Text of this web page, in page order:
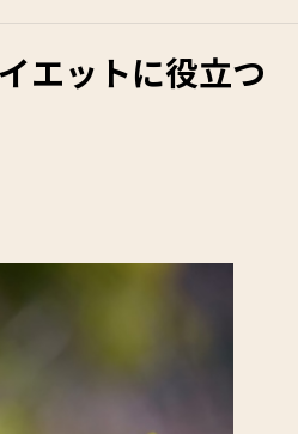
エットに役立つ